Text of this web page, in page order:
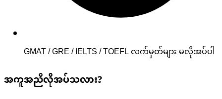
GMAT / GRE / IELTS / TOEFL လက်မှတ်များ မလိုအပ်ပါ
အကူအညီလိုအပ်သလား?